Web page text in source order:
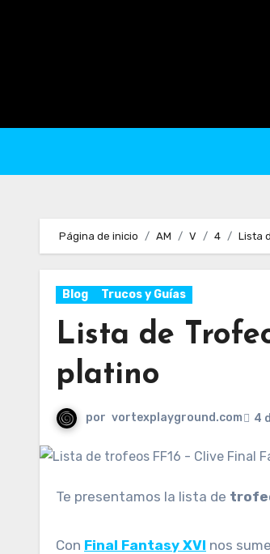
Página de inicio AM V 4 Lista
Blog Trucos y Guías
Lista de
platino
por vortexplayground.com 4
Te presentamos la lista de
Con Final Fantasy XVI nos